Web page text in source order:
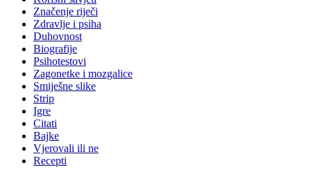
Značenje riječi
Zdravlje i psiha
Duhovnost
Biografije
Psihotestovi
Zagonetke i mozgalice
Smiješne slike
Strip
Igre
Citati
Bajke
Vjerovali ili ne
Recepti